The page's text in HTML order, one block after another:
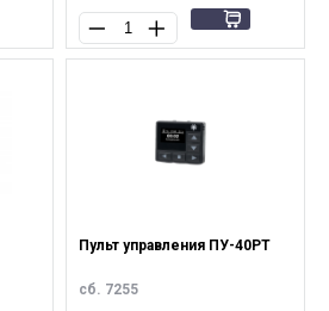
Пульт управления ПУ-40РТ
сб. 7255